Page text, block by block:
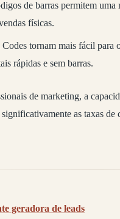
de barras permitem
físicas.
tornam mais fácil para
rápidas e sem barras.
de marketing, a
as taxas
geradora de leads